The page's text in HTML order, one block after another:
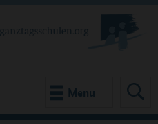
Menu